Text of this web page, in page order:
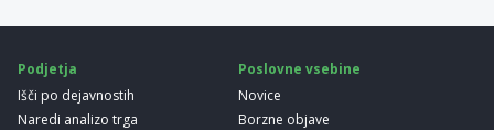
Podjetja
Išči po dejavnostih
Naredi analizo trga
Poslovne vsebine
Novice
Borzne objave